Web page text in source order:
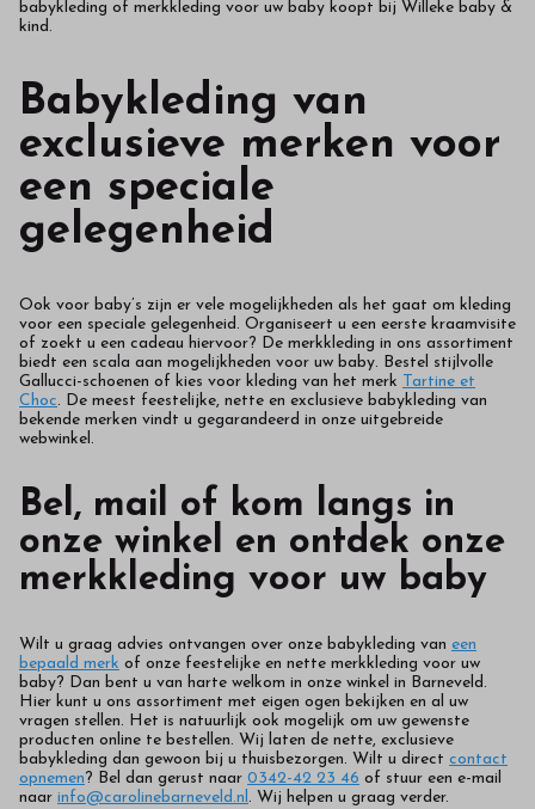
babykleding of merkkleding voor uw baby koopt bij Willeke baby &
kind.
Babykleding van
exclusieve merken voor
een speciale
gelegenheid
Ook voor baby’s zijn er vele mogelijkheden als het gaat om kleding
voor een speciale gelegenheid. Organiseert u een eerste kraamvisite
of zoekt u een cadeau hiervoor? De merkkleding in ons assortiment
biedt een scala aan mogelijkheden voor uw baby. Bestel stijlvolle
Gallucci-schoenen of kies voor kleding van het merk Tartine et
Choc. De meest feestelijke, nette en exclusieve babykleding van
bekende merken vindt u gegarandeerd in onze uitgebreide
webwinkel.
Bel, mail of kom langs in
onze winkel en ontdek onze
merkkleding voor uw baby
Wilt u graag advies ontvangen over onze babykleding van een
bepaald merk of onze feestelijke en nette merkkleding voor uw
baby? Dan bent u van harte welkom in onze winkel in Barneveld.
Hier kunt u ons assortiment met eigen ogen bekijken en al uw
vragen stellen. Het is natuurlijk ook mogelijk om uw gewenste
producten online te bestellen. Wij laten de nette, exclusieve
babykleding dan gewoon bij u thuisbezorgen. Wilt u direct contact
opnemen? Bel dan gerust naar 0342-42 23 46 of stuur een e-mail
naar info@carolinebarneveld.nl. Wij helpen u graag verder.